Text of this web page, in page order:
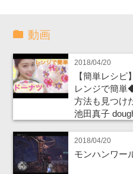
動画
2018/04/20
【簡単レシ
レンジで簡単
方法も見つけ
池田真子
2018/04/20
モンハンワー